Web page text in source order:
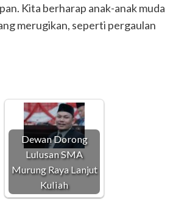
Kita berharap anak-anak muda
merugikan, seperti pergaulan
Dewan Dorong
Lulusan SMA
Murung Raya Lanjut
Kuliah